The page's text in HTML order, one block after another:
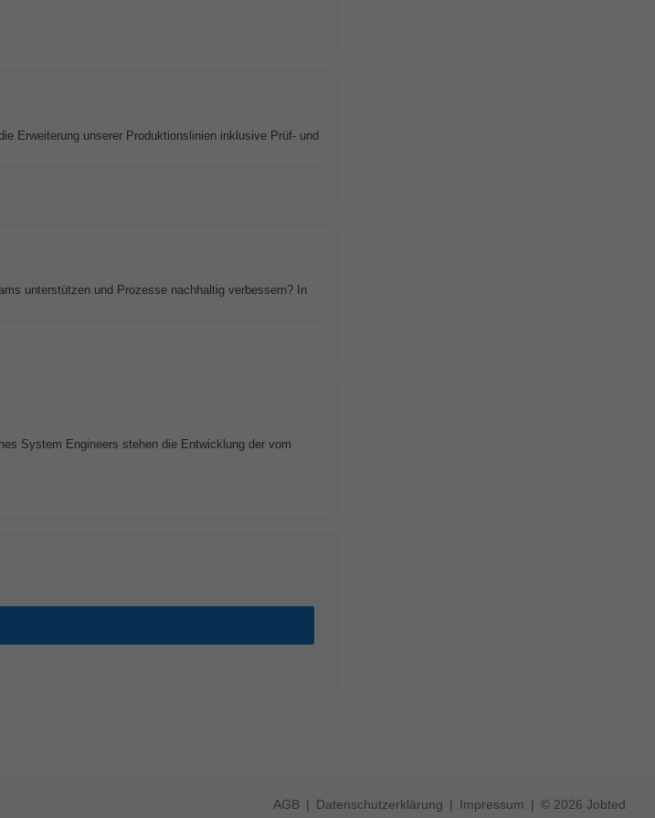
Erweiterung unserer Produktionslinien inklusive Prüf- und
unterstützen und Prozesse nachhaltig verbessern? In
System Engineers stehen die Entwicklung der vom
AGB Datenschutzerklärung Impressum © 2026 Jobted